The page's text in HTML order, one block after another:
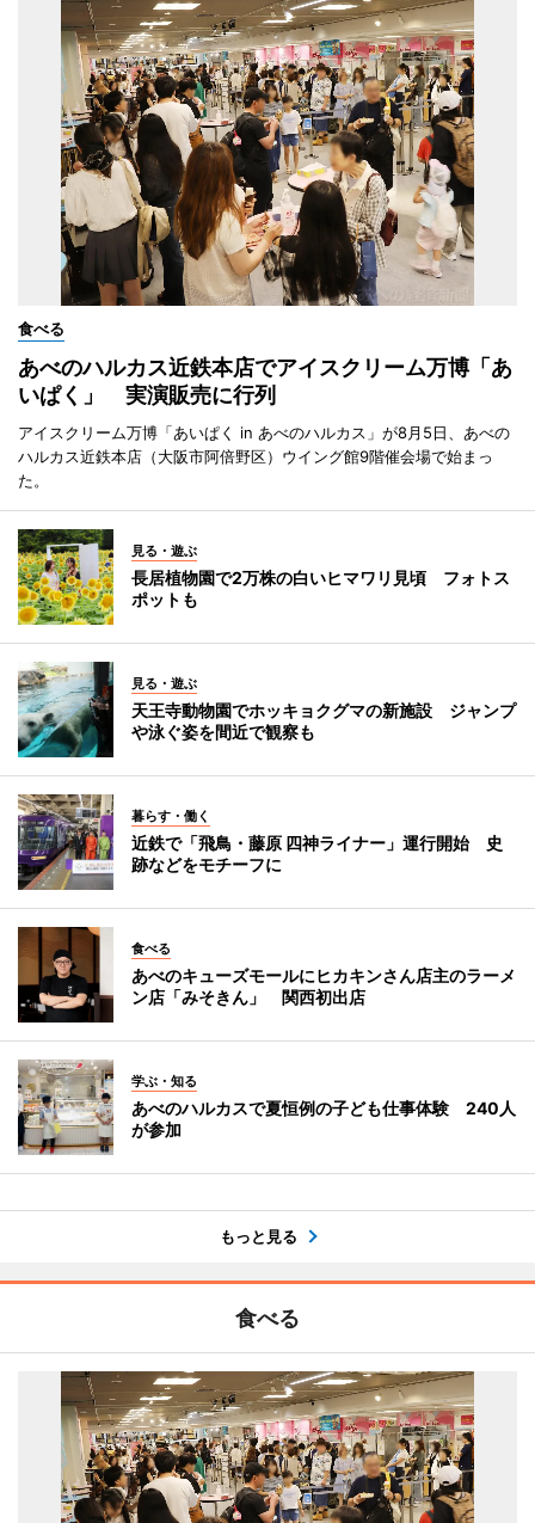
食べる
あべのハルカス近鉄本店でアイスクリーム万博「あ
いぱく」 実演販売に行列
アイスクリーム万博「あいぱく in あべのハルカス」が8月5日、あべの
ハルカス近鉄本店（大阪市阿倍野区）ウイング館9階催会場で始まっ
た。
見る・遊ぶ
長居植物園で2万株の白いヒマワリ見頃 フォトス
ポットも
見る・遊ぶ
天王寺動物園でホッキョクグマの新施設 ジャンプ
や泳ぐ姿を間近で観察も
暮らす・働く
近鉄で「飛鳥・藤原 四神ライナー」運行開始 史
跡などをモチーフに
食べる
あべのキューズモールにヒカキンさん店主のラーメ
ン店「みそきん」 関西初出店
学ぶ・知る
あべのハルカスで夏恒例の子ども仕事体験 240人
が参加
もっと見る
食べる